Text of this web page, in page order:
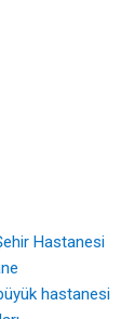
Hastanesi
hastanesi